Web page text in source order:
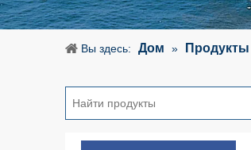
Вы здесь: Дом » Продукты